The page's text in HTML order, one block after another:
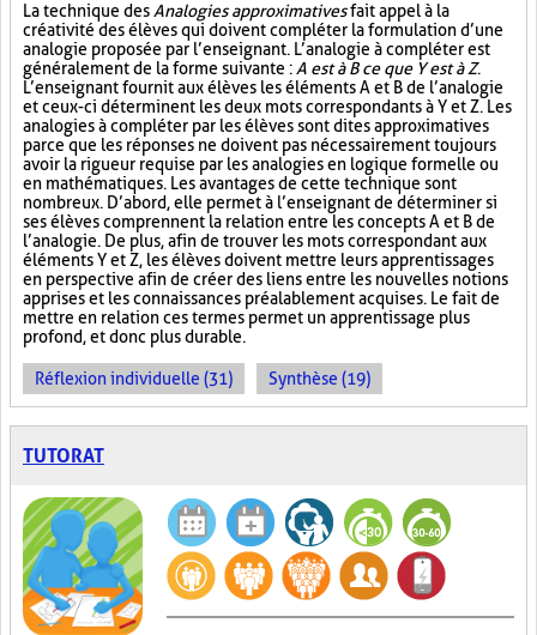
La technique des Analogies approximativesfait appel à la
créativité des élèves qui doivent compléter la formulation d’une
analogie proposée par l’enseignant. L’analogie à compléter est
généralement de la forme suivante : A est à B ce que Y est à Z.
L’enseignant fournit aux élèves les éléments A et B de l’analogie
et ceux-ci déterminent les deux mots correspondants à Y et Z. Les
analogies à compléter par les élèves sont dites approximatives
parce que les réponses ne doivent pas nécessairement toujours
avoir la rigueur requise par les analogies en logique formelle ou
en mathématiques. Les avantages de cette technique sont
nombreux. D’abord, elle permet à l’enseignant de déterminer si
ses élèves comprennent la relation entre les concepts A et B de
l’analogie. De plus, afin de trouver les mots correspondant aux
éléments Y et Z, les élèves doivent mettre leurs apprentissages
en perspective afin de créer des liens entre les nouvelles notions
apprises et les connaissances préalablement acquises. Le fait de
mettre en relation ces termes permet un apprentissage plus
profond, et donc plus durable.
Réflexion individuelle (31) Synthèse (19)
TUTORAT